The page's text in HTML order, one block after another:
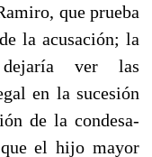
que prueba
la acusación; la
ver las
en la sucesión
de la condesa-
el hijo mayor